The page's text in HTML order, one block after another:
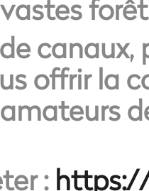
canaux,
offrir la
: